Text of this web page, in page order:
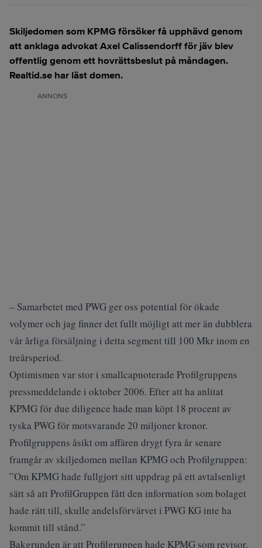
Skiljedomen som KPMG försöker få upphävd genom
att anklaga advokat Axel Calissendorff för jäv blev
offentlig genom ett hovrättsbeslut på måndagen.
Realtid.se har läst domen.
ANNONS
– Samarbetet med PWG ger oss potential för ökade
volymer och jag finner det fullt möjligt att mer än dubblera
vår årliga försäljning i detta segment till 100 Mkr inom en
treårsperiod.
Optimismen var stor i smallcapnoterade Profilgruppens
pressmeddelande i oktober 2006. Efter att ha anlitat
KPMG för due diligence hade man köpt 18 procent av
tyska PWG för motsvarande 20 miljoner kronor.
Profilgruppens åsikt om affären drygt fyra år senare
framgår av skiljedomen mellan KPMG och Profilgruppen:
”Om KPMG hade fullgjort sitt uppdrag på ett avtalsenligt
sätt så att ProfilGruppen fått den information som bolaget
hade rätt till, skulle andelsförvärvet i PWG KG inte ha
kommit till stånd.”
Bakgrunden är att Profilgruppen hade KPMG som revisor,